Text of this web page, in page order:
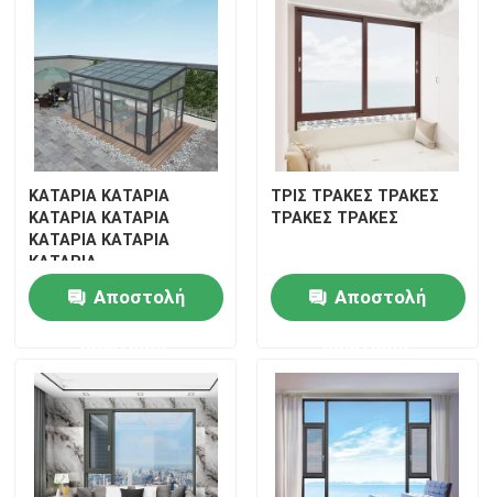
Προϊόντα
Βίντεο
ΚΑΤΑΡΙΑ ΚΑΤΑΡΙΑ
ΚΑΤΑΡΙΑ ΚΑΤΑΡΙΑ
ΚΑΤΑΡΙΑ ΚΑΤΑΡΙΑ
ΚΑΤΑΡΙΑ
Αποστολή
ΤΡΙΣ ΤΡΑΚΕΣ ΤΡΑΚΕΣ
ΤΡΑΚΕΣ ΤΡΑΚΕΣ
Αποστολή